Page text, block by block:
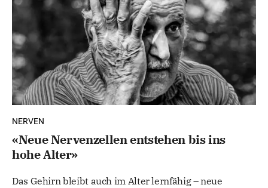
NERVEN
«Neue Nervenzellen entstehen bis ins
hohe Alter»
Das Gehirn bleibt auch im Alter lernfähig – neue